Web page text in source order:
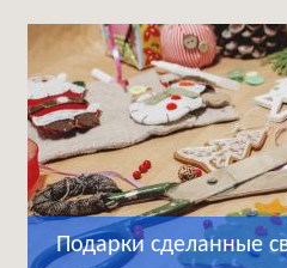
Подарки сделанные